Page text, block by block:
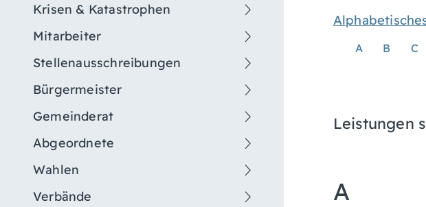
Krisen & Katastrophen
Mitarbeiter
Stellenausschreibungen
Bürgermeister
Gemeinderat
Abgeordnete
Wahlen
Verbände
A B C
Leistungen
A